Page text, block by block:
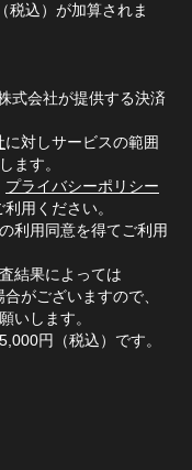
税込）が加算されま
式会社が提供する決済
に対しサービスの範囲
ます。
プライバシーポリシー
用ください。
利用同意を得てご利用
結果によっては
がございますので、
いします。
円（税込）です。